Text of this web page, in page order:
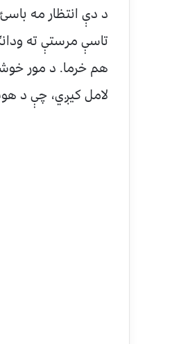
د دې انتظار مه
تاسې مرستې ته
هم خرما. د مور
لامل کیږي، چې د